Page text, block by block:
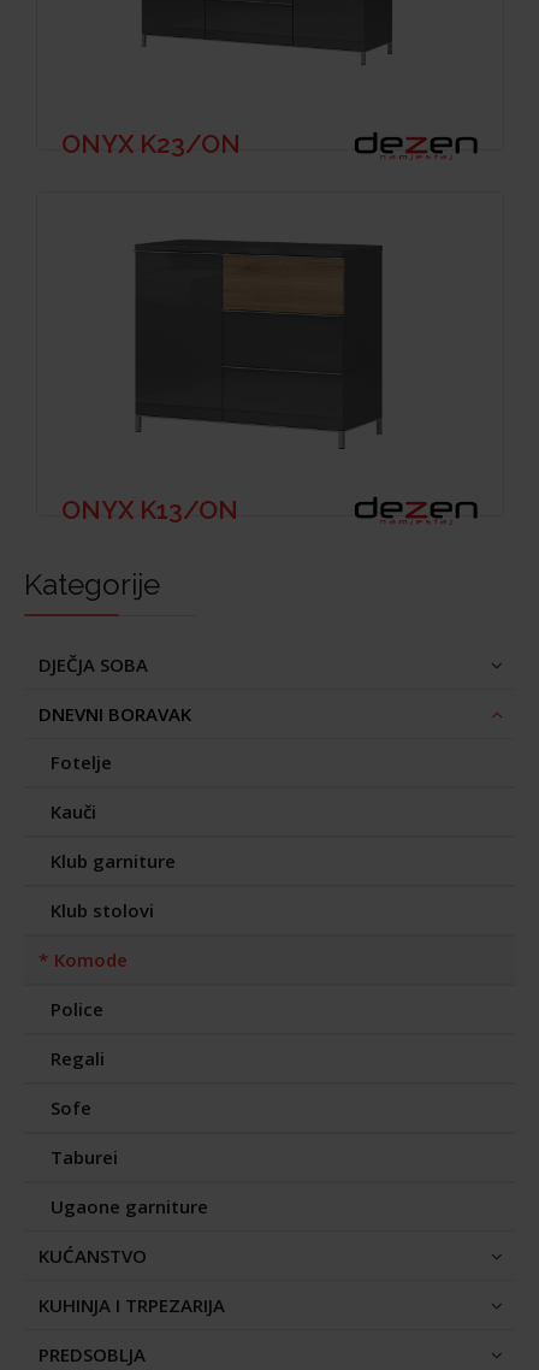
ONYX K23/ON
ONYX K13/ON
Kategorije
DJEČJA SOBA
DNEVNI BORAVAK
Fotelje
Kauči
Klub garniture
Klub stolovi
Komode
Police
Regali
Sofe
Taburei
Ugaone garniture
KUĆANSTVO
KUHINJA I TRPEZARIJA
PREDSOBLJA